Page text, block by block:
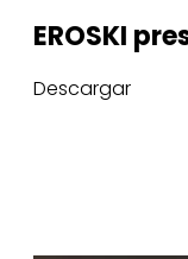
EROSKI
Descargar